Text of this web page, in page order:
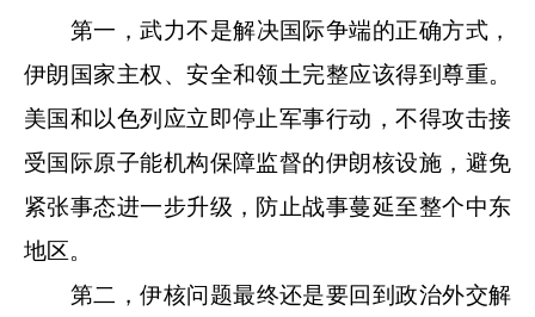
第一，武力不是解决国际争端的正确方式，
伊朗国家主权、安全和领土完整应该得到尊重。
美国和以色列应立即停止军事行动，不得攻击接
受国际原子能机构保障监督的伊朗核设施，避免
紧张事态进一步升级，防止战事蔓延至整个中东
地区。
第二，伊核问题最终还是要回到政治外交解